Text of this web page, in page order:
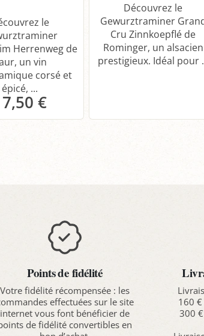
le
Herrenweg de
un vin
corsé et
épicé, ...
€
Découvrez le
Gewurztraminer
Cru Zinnkoepflé de
Rominger, un alsacien
prestigieux. Idéal pour
Points de fidélité
Votre fidélité récompensée : les
effectuées sur le site
internet vous font bénéficier de
de fidélité convertibles en
160 €
300